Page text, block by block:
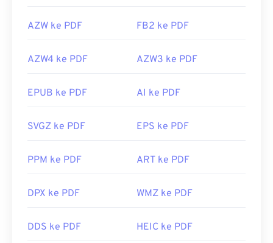
AZW ke PDF FB2 ke PDF
AZW4 ke PDF AZW3 ke PDF
EPUB ke PDF AI ke PDF
SVGZ ke PDF EPS ke PDF
PPM ke PDF ART ke PDF
DPX ke PDF WMZ ke PDF
DDS ke PDF HEIC ke PDF